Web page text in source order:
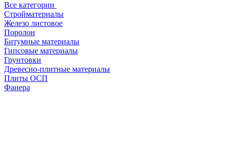
Все категории
Стройматериалы
Железо листовое
Поролон
Битумные материалы
Гипсовые материалы
Грунтовки
Древесно-плитные материалы
Плиты ОСП
Фанера